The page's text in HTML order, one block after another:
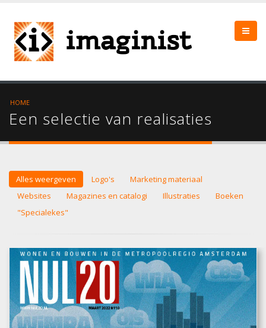
HOME
Een selectie van realisaties
Alles weergeven Logo's
Marketing materiaal
Websites
Magazines en catalogi Illustraties
Boeken
"Specialekes"